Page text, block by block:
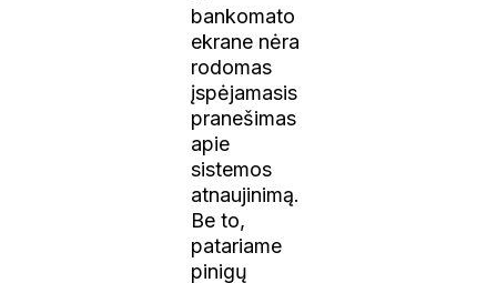
bankomato
ekrane nėra
rodomas
įspėjamasis
pranešimas
apie
sistemos
atnaujinimą.
Be to,
patariame
pinigų